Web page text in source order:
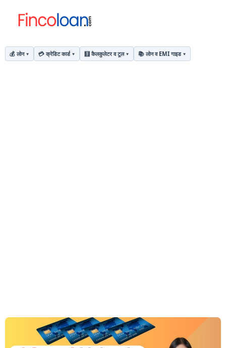
💰 लोन 💳 क्रेडिट कार्ड 🧮 कैलकुलेटर व टूल 📚 लोन व EMI गाइड